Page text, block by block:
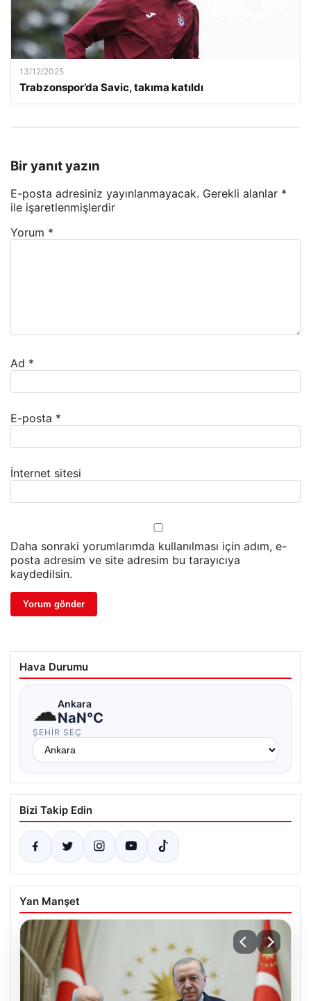
13/12/2025
Trabzonspor’da Savic, takıma katıldı
Bir yanıt yazın
E-posta adresiniz yayınlanmayacak. Gerekli alanlar *
ile işaretlenmişlerdir
Yorum *
Ad *
E-posta *
İnternet sitesi
Daha sonraki yorumlarımda kullanılması için adım, e-
posta adresim ve site adresim bu tarayıcıya
kaydedilsin.
Hava Durumu
☁Ankara
NaN°C
ŞEHIR SEÇ
Bizi Takip Edin
Yan Manşet